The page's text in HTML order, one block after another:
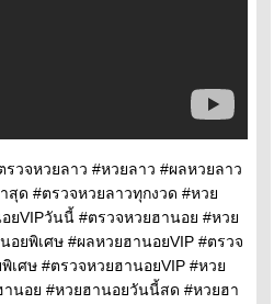
วจหวยลาว #หวยลาว #ผลหวยลาว
สุด #ตรวจหวยลาวทุกงวด #หว
อยVIPวันนี้ #ตรวจหวยฮานอย #หว
ยพิเศษ #ผลหวยฮานอยVIP #ตรวจ
เศษ #ตรวจหวยฮานอยVIP #หว
นอย #หวยฮานอยวันนี้สด #หวยฮา